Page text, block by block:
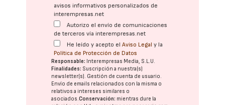
avisos informativos personalizados de
interempresas.net
Autorizo el envío de comunicaciones
de terceros vía interempresas.net
He leído y acepto elAviso Legal y la
Política de Protección de Datos
Responsable: Interempresas Media, S.L.U.
Finalidades: Suscripción a nuestra(s)
newsletter(s). Gestión de cuenta de usuario.
Envío de emails relacionados con la misma o
relativos a intereses similares o
asociados.Conservación: mientras dure la